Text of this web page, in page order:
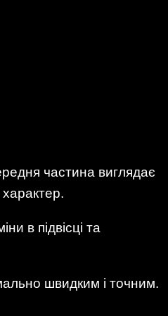
частина виглядає
в підвісці та
швидким і точним.